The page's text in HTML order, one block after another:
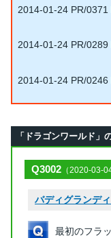
2014-01-24 PR/0371
2014-01-24 PR/0289
2014-01-24 PR/0246
「ドラゴンワールド」
Q3002 （2020-03-04
バディグランデ
最初のフラ